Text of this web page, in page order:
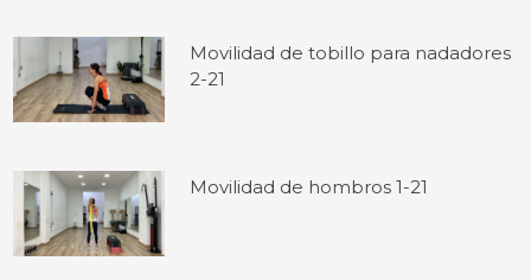
Movilidad de tobillo para nadadores
2-21
Movilidad de hombros 1-21